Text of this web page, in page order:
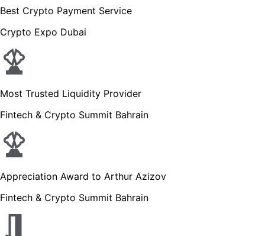
Best Crypto Payment Service
Crypto Expo Dubai
Most Trusted Liquidity Provider
Fintech & Crypto Summit Bahrain
Appreciation Award to Arthur Azizov
Fintech & Crypto Summit Bahrain